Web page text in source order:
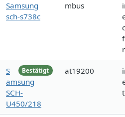
Samsung
sch-s738c
mbus
Bestätigt
S
amsung
SCH-
U450/218
at19200